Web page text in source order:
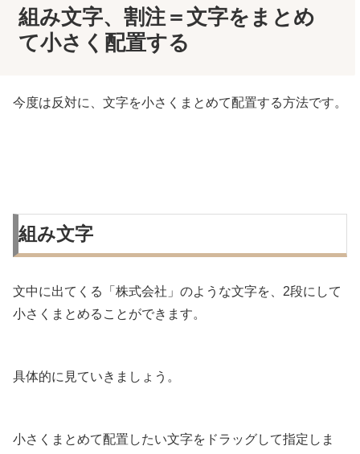
組み文字、割注＝文字をまとめ
て小さく配置する
今度は反対に、文字を小さくまとめて配置する方法です。
組み文字
文中に出てくる「株式会社」のような文字を、2段にして
小さくまとめることができます。
具体的に見ていきましょう。
小さくまとめて配置したい文字をドラッグして指定しま